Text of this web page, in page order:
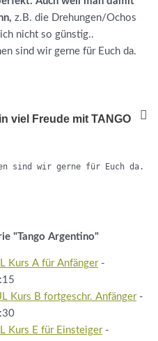
z.B. die Drehungen/Ochos
nicht so günstig..
sind wir gerne für Euch da.
viel Freude mit TANGO
sind wir gerne für Euch da.
"Tango Argentino"
Kurs A für Anfänger-
Kurs B fortgeschr. Anfänger-
Kurs E für Einsteiger-